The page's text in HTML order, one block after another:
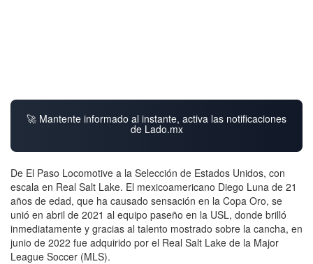
🚀 Mantente informado al instante, activa las notificaciones
de Lado.mx
De El Paso Locomotive a la Selección de Estados Unidos, con
escala en Real Salt Lake. El mexicoamericano Diego Luna de 21
años de edad, que ha causado sensación en la Copa Oro, se
unió en abril de 2021 al equipo paseño en la USL, donde brilló
inmediatamente y gracias al talento mostrado sobre la cancha, en
junio de 2022 fue adquirido por el Real Salt Lake de la Major
League Soccer (MLS).